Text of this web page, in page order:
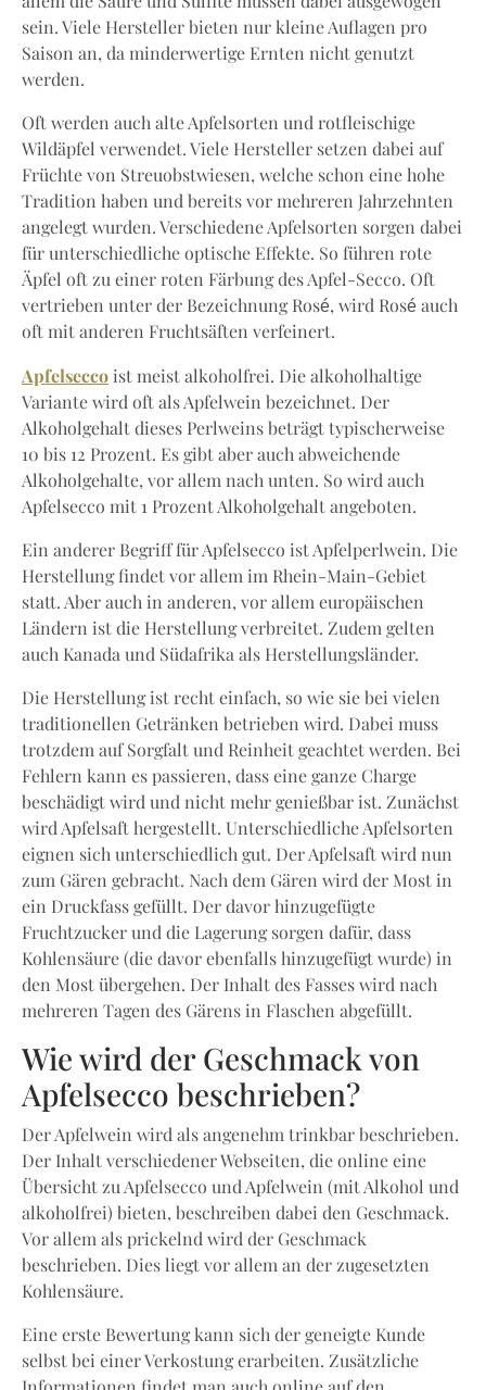
sein. Viele Hersteller bieten nur kleine Auflagen pro
Saison an, da minderwertige Ernten nicht genutzt
werden.
Oft werden auch alte Apfelsorten und rotfleischige
Wildäpfel verwendet. Viele Hersteller setzen dabei auf
Früchte von Streuobstwiesen, welche schon eine hohe
Tradition haben und bereits vor mehreren Jahrzehnten
angelegt wurden. Verschiedene Apfelsorten sorgen dabei
für unterschiedliche optische Effekte. So führen rote
Äpfel oft zu einer roten Färbung des Apfel-Secco. Oft
vertrieben unter der Bezeichnung Rosé, wird Rosé auch
oft mit anderen Fruchtsäften verfeinert.
Apfelsecco ist meist alkoholfrei. Die alkoholhaltige
Variante wird oft als Apfelwein bezeichnet. Der
Alkoholgehalt dieses Perlweins beträgt typischerweise
10 bis 12 Prozent. Es gibt aber auch abweichende
Alkoholgehalte, vor allem nach unten. So wird auch
Apfelsecco mit 1 Prozent Alkoholgehalt angeboten.
Ein anderer Begriff für Apfelsecco ist Apfelperlwein. Die
Herstellung findet vor allem im Rhein-Main-Gebiet
statt. Aber auch in anderen, vor allem europäischen
Ländern ist die Herstellung verbreitet. Zudem gelten
auch Kanada und Südafrika als Herstellungsländer.
Die Herstellung ist recht einfach, so wie sie bei vielen
traditionellen Getränken betrieben wird. Dabei muss
trotzdem auf Sorgfalt und Reinheit geachtet werden. Bei
Fehlern kann es passieren, dass eine ganze Charge
beschädigt wird und nicht mehr genießbar ist. Zunächst
wird Apfelsaft hergestellt. Unterschiedliche Apfelsorten
eignen sich unterschiedlich gut. Der Apfelsaft wird nun
zum Gären gebracht. Nach dem Gären wird der Most in
ein Druckfass gefüllt. Der davor hinzugefügte
Fruchtzucker und die Lagerung sorgen dafür, dass
Kohlensäure (die davor ebenfalls hinzugefügt wurde) in
den Most übergehen. Der Inhalt des Fasses wird nach
mehreren Tagen des Gärens in Flaschen abgefüllt.
Wie wird der Geschmack von
Apfelsecco beschrieben?
Der Apfelwein wird als angenehm trinkbar beschrieben.
Der Inhalt verschiedener Webseiten, die online eine
Übersicht zu Apfelsecco und Apfelwein (mit Alkohol und
alkoholfrei) bieten, beschreiben dabei den Geschmack.
Vor allem als prickelnd wird der Geschmack
beschrieben. Dies liegt vor allem an der zugesetzten
Kohlensäure.
Eine erste Bewertung kann sich der geneigte Kunde
selbst bei einer Verkostung erarbeiten. Zusätzliche